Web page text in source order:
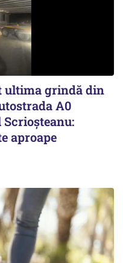
ultima grindă din
A0
aproape